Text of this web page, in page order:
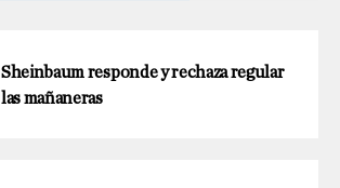
Sheinbaum responde y rechaza regular
las mañaneras